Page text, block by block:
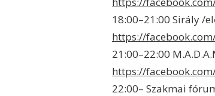
18:00–21:00 Sirály /
https://
21:00–22:00
https://
22:00– Szakmai